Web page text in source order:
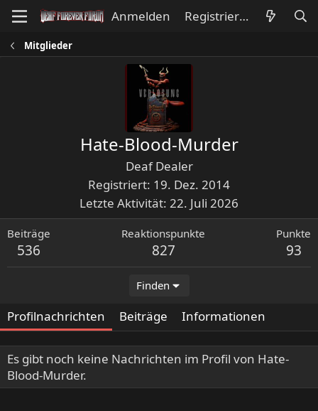
Anmelden Registrieren
Mitglieder
Hate-Blood-Murder
Deaf Dealer
Registriert 19. Dez. 2014
Letzte Aktivität 22. Juli 2026
Beiträge
536
Reaktionspunkte
827
Punkte
93
Finden
Profilnachrichten Beiträge Informationen
Es gibt noch keine Nachrichten im Profil von Hate-
Blood-Murder.